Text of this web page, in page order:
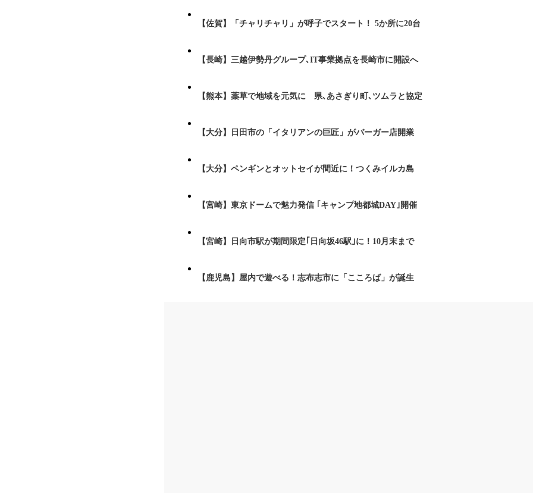
【佐賀】「チャリチャリ」が呼子でスタート！ 5か所に20台
【長崎】三越伊勢丹グループ､IT事業拠点を長崎市に開設へ
【熊本】薬草で地域を元気に 県､あさぎり町､ツムラと協定
【大分】日田市の「イタリアンの巨匠」がバーガー店開業
【大分】ペンギンとオットセイが間近に！つくみイルカ島
【宮崎】東京ドームで魅力発信 ｢キャンプ地都城DAY｣開催
【宮崎】日向市駅が期間限定｢日向坂46駅｣に！10月末まで
【鹿児島】屋内で遊べる！志布志市に「こころば」が誕生